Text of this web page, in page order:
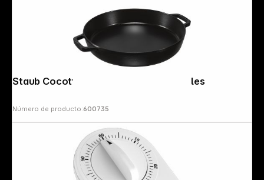
Staub Cocotte Frying Pan with 2 Handles
Número de producto:600735